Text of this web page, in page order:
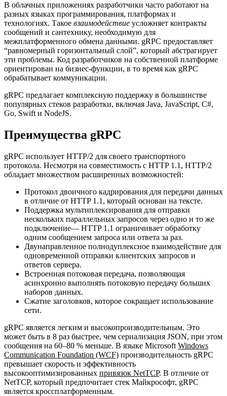
В облачных приложениях разработчики часто работают на
разных языках программирования, платформах и
технологиях. Такое взаимодействие усложняет контракты
сообщений и сантехнику, необходимую для
межплатформенного обмена данными. gRPC предоставляет
“равномерный горизонтальный слой”, который абстрагирует
эти проблемы. Код разработчиков на собственной платформе
ориентирован на бизнес-функции, в то время как gRPC
обрабатывает коммуникации.
gRPC предлагает комплексную поддержку в большинстве
популярных стеков разработки, включая Java, JavaScript, C#,
Go, Swift и NodeJS.
Преимущества gRPC
gRPC использует HTTP/2 для своего транспортного
протокола. Несмотря на совместимость с HTTP 1.1, HTTP/2
обладает множеством расширенных возможностей:
Протокол двоичного кадрирования для передачи данных
в отличие от HTTP 1.1, который основан на тексте.
Поддержка мультиплексирования для отправки
нескольких параллельных запросов через одно и то же
подключение— HTTP 1.1 ограничивает обработку
одним сообщением запроса или ответа за раз.
Двунаправленное полнодуплексное взаимодействие для
одновременной отправки клиентских запросов и
ответов сервера.
Встроенная потоковая передача, позволяющая
асинхронно выполнять потоковую передачу больших
наборов данных.
Сжатие заголовков, которое сокращает использование
сети.
gRPC является легким и высокопроизводительным. Это
может быть в 8 раз быстрее, чем сериализация JSON, при этом
сообщения на 60–80 % меньше. В языке Microsoft Windows
Communication Foundation (WCF) производительность gRPC
превышает скорость и эффективность
высокооптимизированных привязок NetTCP. В отличие от
NetTCP, который предпочитает стек Майкрософт, gRPC
является кроссплатформенным.